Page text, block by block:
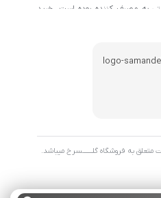
به مصرف کننده بوده است. خرید
فروشگاه آسان ومطمئن صورت می
رسانی گسترده تر و با شرایط بهتر
به فروشگاه گلـــــــسرخ میباشد.